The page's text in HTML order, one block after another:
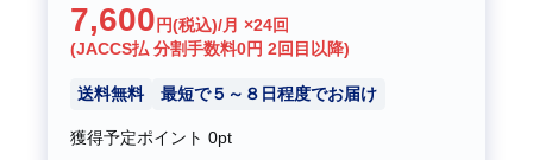
7,600 円(税込)/月 ×24回
(JACCS払 分割手数料0円 2回目以降)
送料無料 最短で５～８日程度でお届け
獲得予定ポイント 0pt